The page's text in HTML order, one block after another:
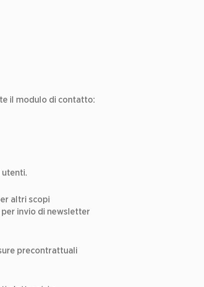
altri scopi
invio di newsletter
precontrattuali